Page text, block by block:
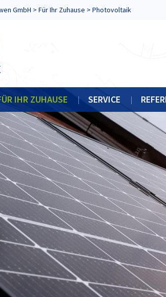
GmbH >Für Ihr Zuhause >Photovoltaik
RETROFIT
SCHALTSCHRANKBAU
IHR ZUHAUSE
KLIMAANLAGEN
WÄRMEPUMPEN
PHOTOVOLTAIK
WARTUNG
SERVICE
WARTUNG +
KKR SPAR-CHECK